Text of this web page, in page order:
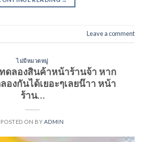
Leave a comment
ไม่มีหมวดหมู่
ดลองสินค้าหน้าร้านจ้า หาก
องกันได้เยอะๆเลยน๊าา หน้า
ร้าน…
POSTED ON BY ADMIN